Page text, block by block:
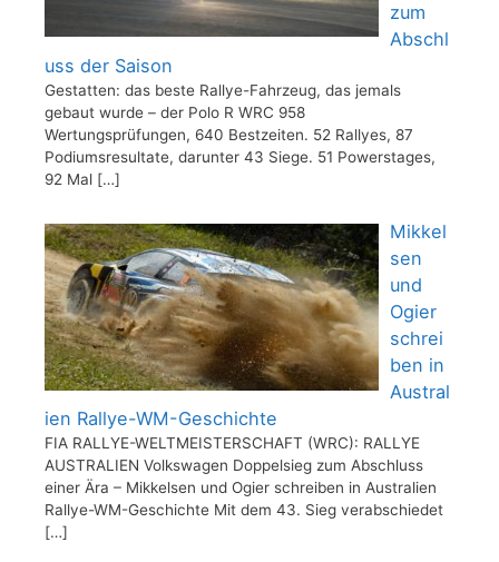
zum
Abschl
uss der Saison
Gestatten: das beste Rallye-Fahrzeug, das jemals
gebaut wurde – der Polo R WRC 958
Wertungsprüfungen, 640 Bestzeiten. 52 Rallyes, 87
Podiumsresultate, darunter 43 Siege. 51 Powerstages,
92 Mal […]
Mikkel
sen
und
Ogier
schrei
ben in
Austral
ien Rallye-WM-Geschichte
FIA RALLYE-WELTMEISTERSCHAFT (WRC): RALLYE
AUSTRALIEN Volkswagen Doppelsieg zum Abschluss
einer Ära – Mikkelsen und Ogier schreiben in Australien
Rallye-WM-Geschichte Mit dem 43. Sieg verabschiedet
[…]